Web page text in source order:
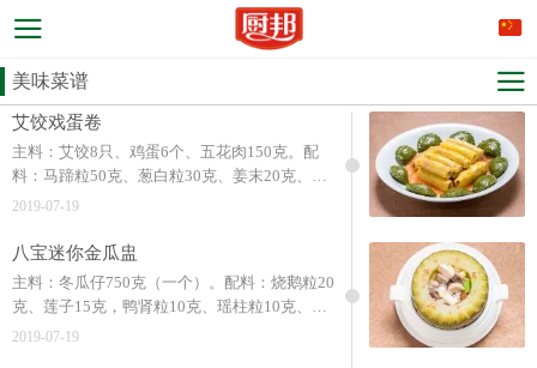
美味菜谱
艾饺戏蛋卷
主料：艾饺8只、鸡蛋6个、五花肉150克。配
料：马蹄粒50克、葱白粒30克、姜末20克、水
发香菇末30克、胡萝卜末50克、胡萝卜丝60
金装渔女蚝油12克、厨邦100%纯芝麻油8克、
厨邦葱姜汁料酒8克、精盐3克、胡椒粉2克。
2019-07-19
八宝迷你金瓜盅
主料：冬瓜仔750克（一个）。配料：烧鹅粒20
克、莲子15克，鸭肾粒10克、瑶柱粒10克、鸡
丁15克、丝瓜粒4粒、虾仁20克、火腿蓉10克。
2019-07-19